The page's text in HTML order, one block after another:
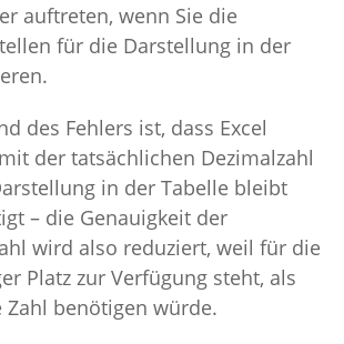
auftreten, wenn Sie die
für die Darstellung in der
des Fehlers ist, dass Excel
der tatsächlichen Dezimalzahl
in der Tabelle bleibt
– die Genauigkeit der
wird also reduziert, weil für die
Platz zur Verfügung steht, als
Zahl benötigen würde.